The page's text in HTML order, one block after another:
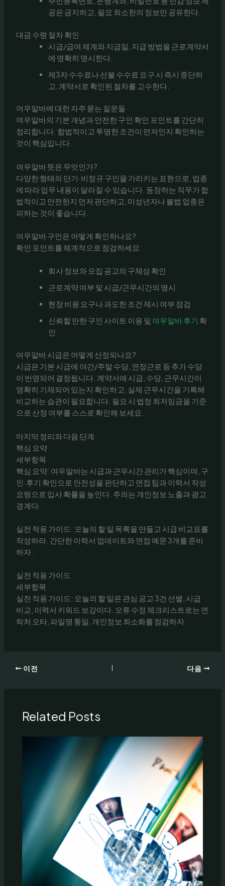
공은 금지하고, 필요 최소한의 정보만 공유한다.
대금 수령 절차 확인
시급/급여 체계와 지급일, 지급 방법을 근로계약서
에 명확히 명시한다.
제3자 수수료나 선불 수수료 요구 시 즉시 중단하
고, 계약서로 확인된 절차를 고수한다.
여우알바에 대한 자주 묻는 질문들
여우알바의 기본 개념과 안전한 구인 확인 포인트를 간단히
정리합니다. 합법적이고 투명한 조건이 먼저인지 확인하는
것이 핵심입니다.
여우알바 뜻은 무엇인가?
다양한 형태의 단기·비정규 구인을 가리키는 표현으로, 업종
에 따라 업무 내용이 달라질 수 있습니다. 등장하는 직무가 합
법적이고 안전한지 먼저 판단하고, 미성년자나 불법 업종은
피하는 것이 좋습니다.
여우알바 구인은 어떻게 확인하나요?
확인 포인트를 체계적으로 점검하세요:
회사 정보와 모집 공고의 구체성 확인
근로계약 여부 및 시급/근무시간의 명시
현장 비용 요구나 과도한 조건 제시 여부 점검
신뢰할 만한 구인 사이트 이용 및 여우알바 후기 확
인
여우알바 시급은 어떻게 산정되나요?
시급은 기본 시급에 야간/주말 수당, 연장근로 등 추가 수당
이 반영되어 결정됩니다. 계약서에 시급, 수당, 근무시간이
명확히 기재되어 있는지 확인하고, 실제 근무시간을 기록해
비교하는 습관이 필요합니다. 필요 시 법정 최저임금을 기준
으로 산정 여부를 스스로 확인해 보세요.
마지막 정리와 다음 단계
핵심 요약
세부항목
핵심 요약: 여우알바는 시급과 근무시간 관리가 핵심이며, 구
인·후기 확인으로 안전성을 판단하고 면접 팁과 이력서 작성
요령으로 입사 확률을 높인다. 주의는 개인정보 노출과 광고
경계다.
실전 적용 가이드: 오늘의 할 일 목록을 만들고 시급 비교표를
작성하라. 간단한 이력서 업데이트와 면접 예문 3개를 준비
하자.
실전 적용 가이드
세부항목
실전 적용 가이드: 오늘의 할 일은 관심 공고 3건 선별, 시급
비교, 이력서 키워드 보강이다. 오류 수정 체크리스트로는 연
락처 오타, 파일명 통일, 개인정보 최소화를 점검하자.
이전 다음
Related Posts